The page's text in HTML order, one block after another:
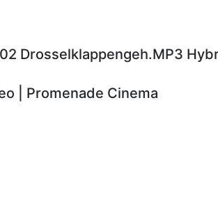
Drosselklappengeh.MP3
| Promenade Cinema